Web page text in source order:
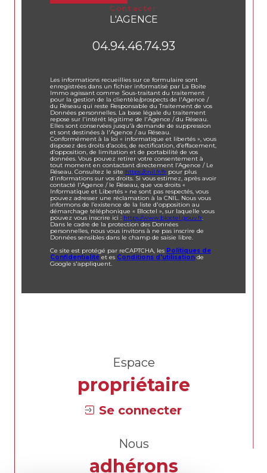
contacter
L'AGENCE
04.94.46.74.93
Les informations recueillies sur ce formulaire sont
enregistrées dans un fichier informatisé par La Boite
Immo agissant comme Sous-traitant du traitement
pour la gestion de la clientèle/prospects de l'Agence /
du Réseau qui reste Responsable du Traitement de vos
Données personnelles. La base légale du traitement
repose sur l'intérêt légitime de l'Agence / du Réseau.
Elles sont conservées jusqu'à demande de suppression
et sont destinées à l'Agence / au Réseau.
Conformément à la loi « informatique et libertés », vous
disposez des droits d’accès, de rectification, d’effacement,
d’opposition, de limitation et de portabilité de vos
données. Vous pouvez retirer votre consentement à
tout moment en contactant directement l’Agence / Le
Réseau. Consultez le site https://cnil.fr/fr pour plus
d’informations sur vos droits. Si vous estimez, après avoir
contacté l'Agence / le Réseau, que vos droits «
Informatique et Libertés » ne sont pas respectés, vous
pouvez adresser une réclamation à la CNIL. Nous vous
informons de l’existence de la liste d'opposition au
démarchage téléphonique « Bloctel », sur laquelle vous
pouvez vous inscrire ici : https://www.bloctel.gouv.fr.
Dans le cadre de la protection des Données
personnelles, nous vous invitons à ne pas inscrire de
Données sensibles dans le champ de saisie libre.
Ce site est protégé par reCAPTCHA, les Politiques de
Confidentialité et es Conditions d'utilisation de
Google s'appliquent.
Espace
propriétaire
Se connecter
Nous
adhérons